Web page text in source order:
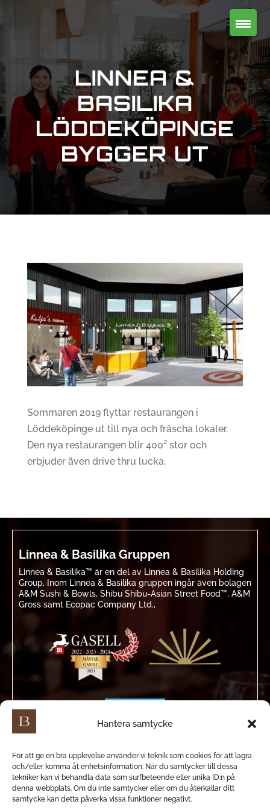
Hantera samtycke
För att ge en bra upplevelse använder vi teknik som cookies för att lagra
och/eller komma åt enhetsinformation. När du samtycker till dessa
tekniker kan vi behandla data som surfbeteende eller unika ID:n på
denna webbplats. Om du inte samtycker eller om du återkallar ditt
samtycke kan detta påverka vissa funktioner negativt.
LINNEA &
BASILIKA
LÖDDEKÖPINGE
BYGGER UT
Sommaren 2019 flyttar restaurangen i
Löddeköpinge ut till nya och fräscha lokaler.
Den nya restaurangen blir 400² stor och
erbjuder även drive thru lucka.
Linnea & Basilika Gruppen
Linnea & Basilika™ är en del av Linnea & Basilika Holding
Group. Inom Linnea & Basilika gruppen ingår även bolagen
A&M Sushi & Bowls, Shibu Shibu-Asian Street Food™, A&M
Gross samt Ecopac Company Ltd.,